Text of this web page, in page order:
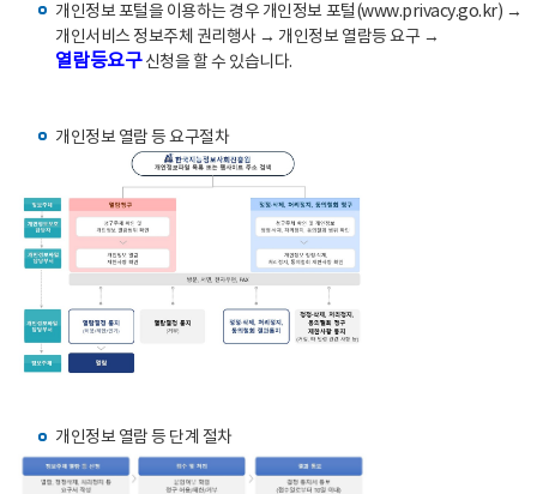
개인정보 포털을 이용하는 경우 개인정보 포털(www.privacy.go.kr) →
개인서비스 정보주체 권리행사 → 개인정보 열람등 요구 →
열람등요구신청을 할 수 있습니다.
개인정보 열람 등 요구절차
개인정보 열람 등 단계 절차